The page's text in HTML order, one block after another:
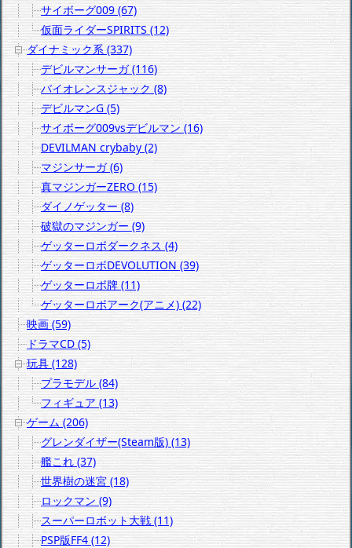
サイボーグ009 (67)
仮面ライダーSPIRITS (12)
ダイナミック系 (337)
デビルマンサーガ (116)
バイオレンスジャック (8)
デビルマンG (5)
サイボーグ009vsデビルマン (16)
DEVILMAN crybaby (2)
マジンサーガ (6)
真マジンガーZERO (15)
ダイノゲッター (8)
破獄のマジンガー (9)
ゲッターロボダークネス (4)
ゲッターロボDEVOLUTION (39)
ゲッターロボ牌 (11)
ゲッターロボアーク(アニメ) (22)
映画 (59)
ドラマCD (5)
玩具 (128)
プラモデル (84)
フィギュア (13)
ゲーム (206)
グレンダイザー(Steam版) (13)
艦これ (37)
世界樹の迷宮 (18)
ロックマン (9)
スーパーロボット大戦 (11)
PSP版FF4 (12)